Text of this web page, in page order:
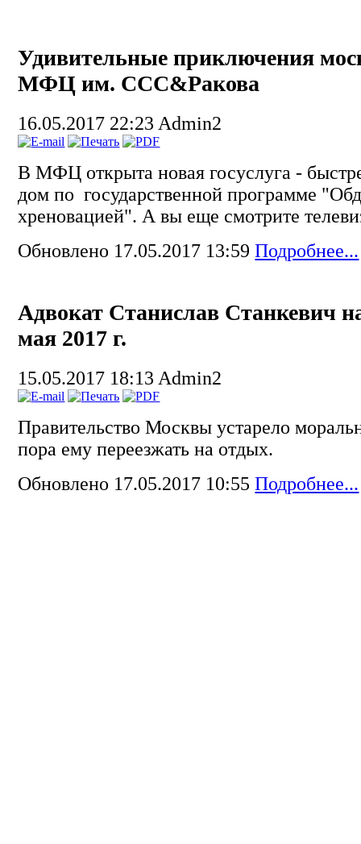
Удивительные приключения
МФЦ им. ССС&Ракова
16.05.2017 22:23 Admin2
В МФЦ открыта новая госуслуга -
дом по государственной программе
хреновацией". А вы еще смотрите
Обновлено 17.05.2017 13:59Подробнее...
Адвокат Станислав Станкевич
мая 2017 г.
15.05.2017 18:13 Admin2
Правительство Москвы устарело
пора ему переезжать на отдых.
Обновлено 17.05.2017 10:55Подробнее...